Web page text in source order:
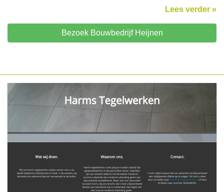
Lees verder »
Bezoek Bouwbedrijf Heijnen